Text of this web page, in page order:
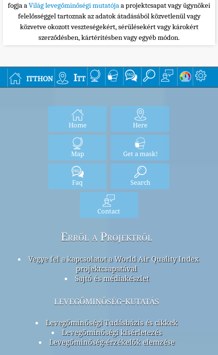
fogja aVilág levegőminőségi mutatójaa projektcsapat vagy ügynökei
felelősséggel tartoznak az adatok átadásából közvetlenül vagy
közvetve okozott veszteségekért, sérülésekért vagy károkért
szerződésben, kártérítésben vagy egyéb módon.
itthon Itt
Home Here
Map Get a mask!
Faq Search
Contact
Erről a Projektről
Vegye fel a kapcsolatot a World Air Quality Index
projektcsapatával
Sajtó és médiakészlet
levegőminőség-kutatás
Levegőminőségi Tudásbázis és cikkek
Levegőminőségi kísérletezés
Levegőminőség-érzékelők elemzése